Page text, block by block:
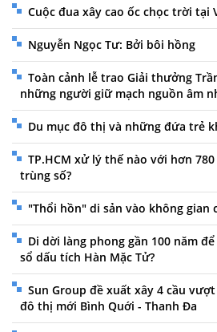
Cuộc đua xây cao ốc chọc trời tại
Nguyễn Ngọc Tư: Bởi bôi hồng
Toàn cảnh lễ trao Giải thưởng
những người giữ mạch nguồn âm
Du mục đô thị và những đứa trẻ
TP.HCM xử lý thế nào với hơn
trùng số?
"Thổi hồn" di sản vào không gian
Di dời làng phong gần 100 năm
sổ dấu tích Hàn Mặc Tử?
Sun Group đề xuất xây 4 cầu
đô thị mới Bình Quới - Thanh Đa